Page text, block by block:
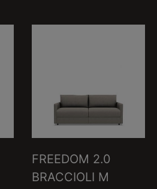
FREEDOM 2.0
BRACCIOLI M